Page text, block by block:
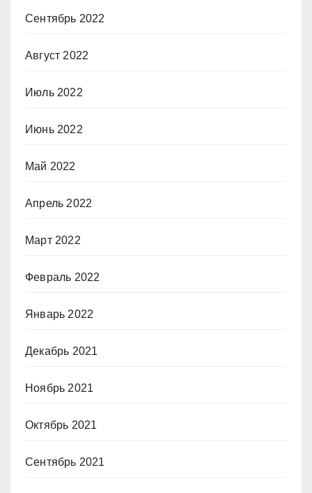
Сентябрь 2022
Август 2022
Июль 2022
Июнь 2022
Май 2022
Апрель 2022
Март 2022
Февраль 2022
Январь 2022
Декабрь 2021
Ноябрь 2021
Октябрь 2021
Сентябрь 2021